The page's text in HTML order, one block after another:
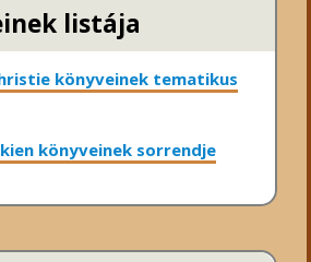
listája
könyveinek tematikus
könyveinek sorrendje